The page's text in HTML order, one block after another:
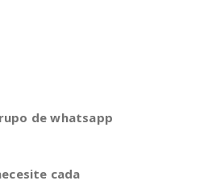
de whatsapp
cada